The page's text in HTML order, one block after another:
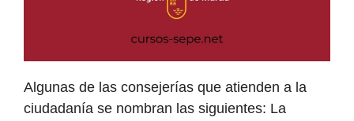
Algunas de las consejerías que atienden a la
ciudadanía se nombran las siguientes: La